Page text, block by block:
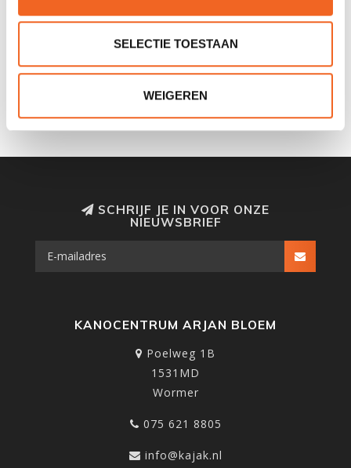
SELECTIE TOESTAAN
WEIGEREN
KAJAK SPORT DEKSEL VCP
CLUB P.E. ROND, 25.5 CM
GEAR AID REVIVEX UV
PROTECTANT SPRAY, 120
SCHRIJF JE IN VOOR ONZE
NIEUWSBRIEF
KANOCENTRUM ARJAN BLOEM
Poelweg 1B
1531MD
Wormer
075 621 8805
info@kajak.nl